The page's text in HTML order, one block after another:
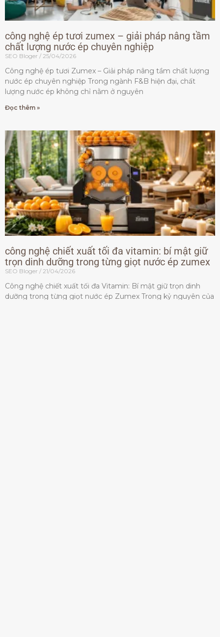
công nghệ ép tươi zumex – giải pháp nâng tầm
chất lượng nước ép chuyên nghiệp
SEO Bloger 25/04/2026
Công nghệ ép tươi Zumex – Giải pháp nâng tầm chất lượng
nước ép chuyên nghiệp Trong ngành F&B hiện đại, chất
lượng nước ép không chỉ nằm ở nguyên
Đọc thêm »
công nghệ chiết xuất tối đa vitamin: bí mật giữ
trọn dinh dưỡng trong từng giọt nước ép zumex
SEO Bloger 21/04/2026
Công nghệ chiết xuất tối đa Vitamin: Bí mật giữ trọn dinh
dưỡng trong từng giọt nước ép Zumex Trong kỷ nguyên của